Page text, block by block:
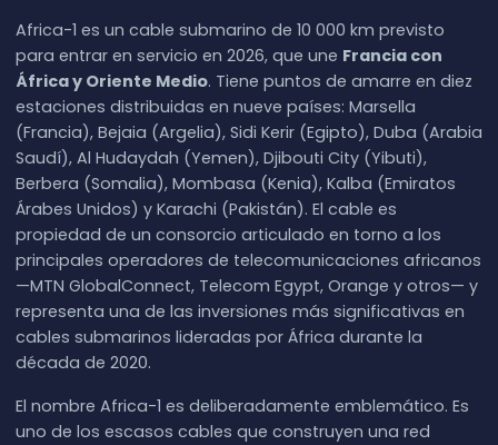
Africa-1 es un cable submarino de 10 000 km previsto
para entrar en servicio en 2026, que une Francia con
África y Oriente Medio. Tiene puntos de amarre en diez
estaciones distribuidas en nueve países: Marsella
(Francia), Bejaia (Argelia), Sidi Kerir (Egipto), Duba (Arabia
Saudí), Al Hudaydah (Yemen), Djibouti City (Yibuti),
Berbera (Somalia), Mombasa (Kenia), Kalba (Emiratos
Árabes Unidos) y Karachi (Pakistán). El cable es
propiedad de un consorcio articulado en torno a los
principales operadores de telecomunicaciones africanos
—MTN GlobalConnect, Telecom Egypt, Orange y otros— y
representa una de las inversiones más significativas en
cables submarinos lideradas por África durante la
década de 2020.
El nombre Africa-1 es deliberadamente emblemático. Es
uno de los escasos cables que construyen una red